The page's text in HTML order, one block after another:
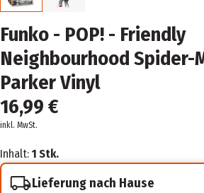
Funko - POP! - Friendly
Neighbourhood Spider-
Parker Vinyl
16,99 €
inkl. MwSt.
Inhalt: 1 Stk.
Lieferung nach Hause